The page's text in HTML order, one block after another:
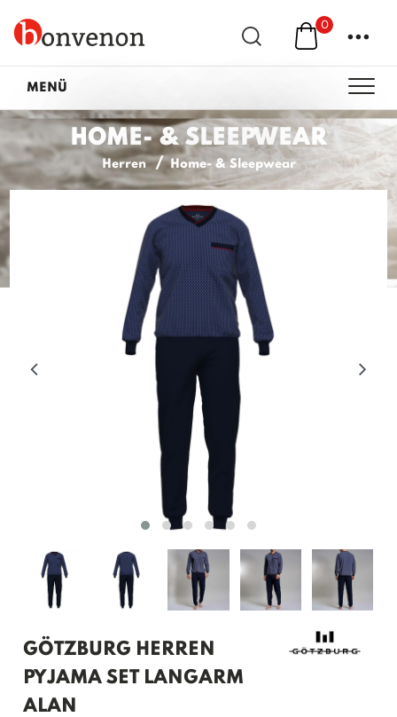
0 ...
MENÜ
HOME- & SLEEPWEAR
Herren Home- & Sleepwear
GÖTZBURG HERREN
PYJAMA SET LANGARM
ALAN